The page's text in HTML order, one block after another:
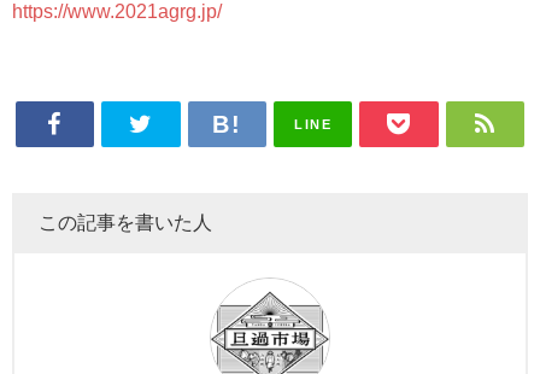
https://www.2021agrg.jp/
LINE
この記事を書いた人